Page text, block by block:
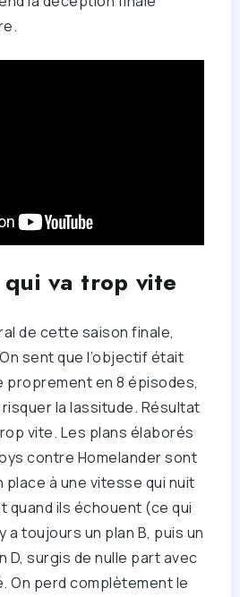
qui va trop vite
de cette saison finale,
sent que l’objectif était
proprement en 8 épisodes,
la lassitude. Résultat
vite. Les plans élaborés
contre Homelander sont
place à une vitesse qui nuit
quand ils échouent (ce qui
a toujours un plan B, puis un
D, surgis de nulle part avec
On perd complètement le